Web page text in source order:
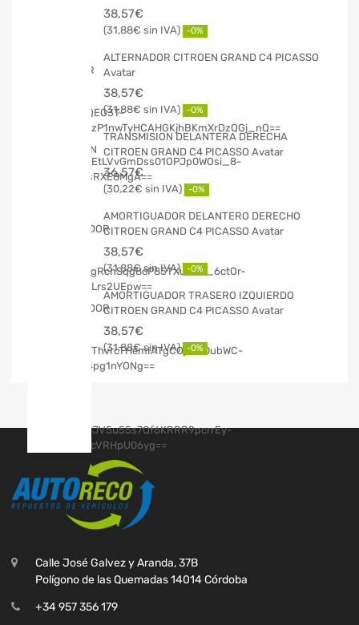
38,57€
31,88€ -0%
ALTERNADOR CITROEN GRAND C4 PICASSO
Avatar
38,57€
31,88€ -0%
TRANSMISION DELANTERA DERECHA
CITROEN GRAND C4 PICASSO Avatar
36,57€
30,22€ -0%
AMORTIGUADOR DELANTERO DERECHO
CITROEN GRAND C4 PICASSO Avatar
38,57€
31,88€ -0%
AMORTIGUADOR TRASERO IZQUIERDO
CITROEN GRAND C4 PICASSO Avatar
38,57€
31,88€ -0%
Calle José Galvez y Aranda, 37B
Polígono de las Quemadas 14014 Córdoba
+34 957 356 179